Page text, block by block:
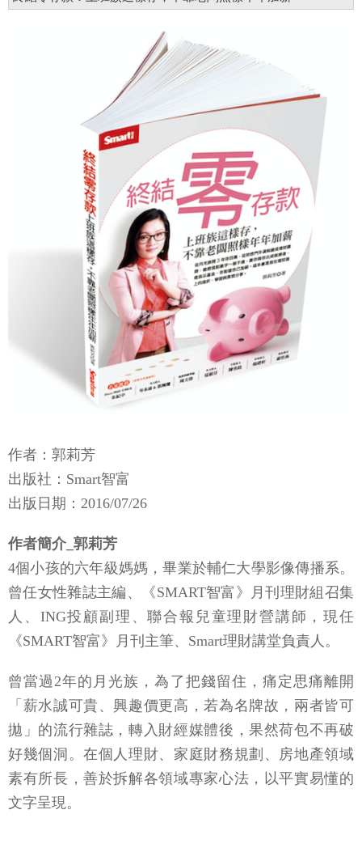
作者：郭莉芳
出版社：Smart智富
出版日期：2016/07/26
作者簡介_郭莉芳
4個小孩的六年級媽媽，畢業於輔仁大學影像傳播系。
曾任女性雜誌主編、《SMART智富》月刊理財組召集
人、ING投顧副理、聯合報兒童理財營講師，現任
《SMART智富》月刊主筆、Smart理財講堂負責人。
曾當過2年的月光族，為了把錢留住，痛定思痛離開
「薪水誠可貴、興趣價更高，若為名牌故，兩者皆可
拋」的流行雜誌，轉入財經媒體後，果然荷包不再破
好幾個洞。在個人理財、家庭財務規劃、房地產領域
素有所長，善於拆解各領域專家心法，以平實易懂的
文字呈現。